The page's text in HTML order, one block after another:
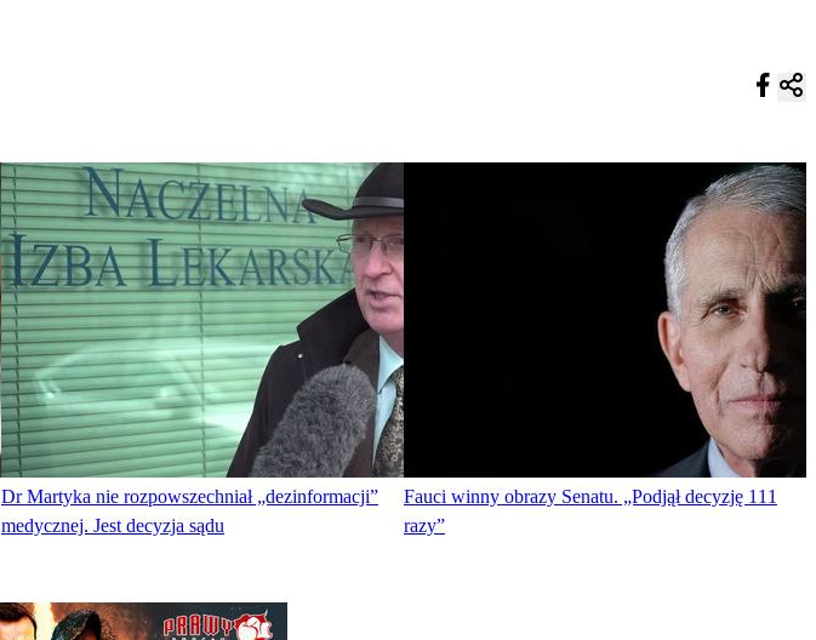
Dr Martyka nie rozpowszechniał „dezinformacji”
medycznej. Jest decyzja sądu
Fauci winny obrazy Senatu. „Podjął decyzję 111
razy”